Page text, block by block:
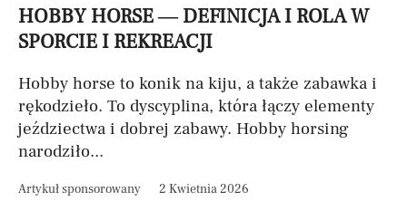
HOBBY HORSE — DEFINICJA I ROLA W
SPORCIE I REKREACJI
Hobby horse to konik na kiju, a także zabawka i
rękodzieło. To dyscyplina, która łączy elementy
jeździectwa i dobrej zabawy. Hobby horsing
narodziło...
Artykuł sponsorowany 2 Kwietnia 2026